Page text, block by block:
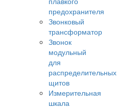
предохранителя
Звонковый
трансформатор
Звонок
модульный
для
распределительных
щитов
Измерительная
шкала